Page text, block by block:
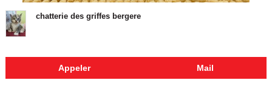
chatterie des griffes bergere
Appeler Mail